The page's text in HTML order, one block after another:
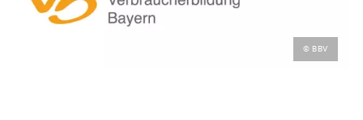
© BBV